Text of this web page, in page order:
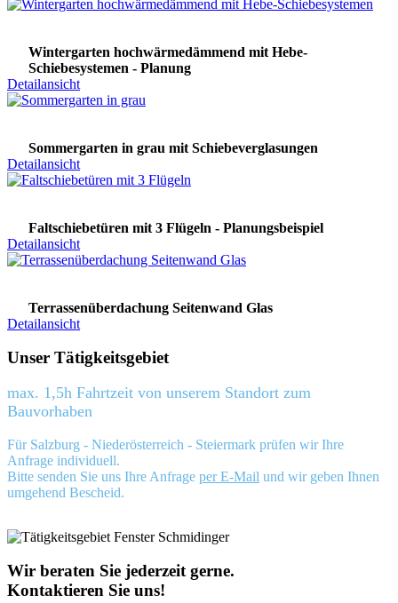
Wintergarten hochwärmedämmend mit Hebe-
Schiebesystemen - Planung
Detailansicht
Sommergarten in grau mit Schiebeverglasungen
Detailansicht
Faltschiebetüren mit 3 Flügeln - Planungsbeispiel
Detailansicht
Terrassenüberdachung Seitenwand Glas
Detailansicht
Unser Tätigkeitsgebiet
max. 1,5h Fahrtzeit von unserem Standort zum
Bauvorhaben
Für Salzburg - Niederösterreich - Steiermark prüfen wir Ihre
Anfrage individuell.
Bitte senden Sie uns Ihre Anfrage per E-Mail und wir geben Ihnen
umgehend Bescheid.
Wir beraten Sie jederzeit gerne.
Kontaktieren Sie uns!